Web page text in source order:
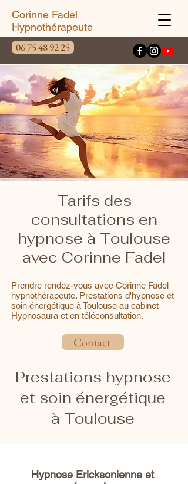
06 75 48 92 25
Corinne Fadel
Hypnothérapeute
Tarifs des
consultations en
hypnose à Toulouse
avec Corinne Fadel
Prendre rendez-vous avec Corinne Fadel
hypnothérapeute. Prestations d'hypnose et
soin énergétique à Toulouse au cabinet
Hypnosaura et en téléconsultation.
Contact
Prestations hypnose
et soin énergétique
à Toulouse
Hypnose Ericksonienne et